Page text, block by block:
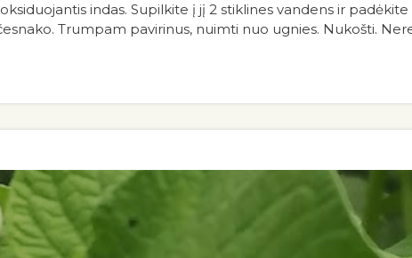
indas. Supilkite į jį 2 stiklines vandens ir
Trumpam pavirinus, nuimti nuo ugnies. Nukošti.